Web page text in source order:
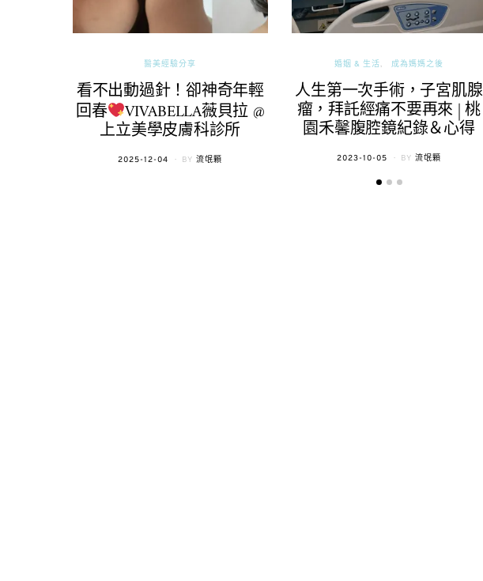
醫美經驗分享
看不出動過針！卻神奇年輕
回春 VIVABELLA薇貝拉 @
上立美學皮膚科診所
POSTED
2025-12-04 BY 流氓顆
婚姻 & 生活 成為媽媽之後
人生第一次手術，子宮肌腺
瘤，拜託經痛不要再來 | 桃
園禾馨腹腔鏡紀錄＆心得
POSTED
2023-10-05 BY 流氓顆